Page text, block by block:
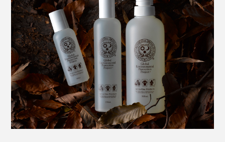
の泡で顔～体と、泡を上から下へ流していくイメージで
洗ってください。
5年がかりで、洗い心地、仕上がりともに極めた Jam
Label を完成させました。